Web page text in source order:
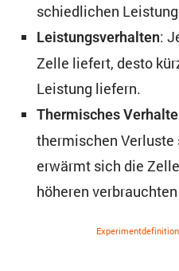
schied­li­chen
Leistungs­ver­halten:
Zelle liefert, desto
Leistung liefern.
Thermi­sches
thermi­schen Verluste
erwärmt sich die
höheren